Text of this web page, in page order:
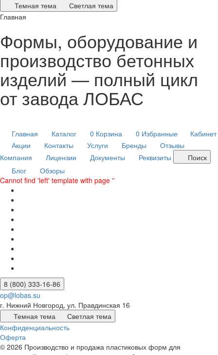
Темная тема
Светлая тема
Главная
Формы, оборудование и
производство бетонных
изделий — полный цикл
от завода ЛОБАС
Главная Каталог 0 Корзина 0 Избранные
Кабинет
Акции
Контакты Услуги Бренды
Отзывы
Компания
Лицензии Документы Реквизиты
Поиск
Блог
Обзоры
Cannot find 'left' template with page ''
8 (800) 333-16-86
op@lobas.su
г. Нижний Новгород, ул. Правдинская 16
Темная тема
Светлая тема
Конфиденциальность
Оферта
© 2026 Производство и продажа пластиковых форм для